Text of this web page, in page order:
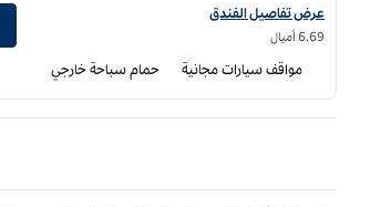
عرض تفاصيل الفندق لمنتجع دبل تري من هيلتون كيبيك
عرض تفاصيل الفندق
6.69 أميال
مواقف سيارات مجانية حمام سباحة خارجي